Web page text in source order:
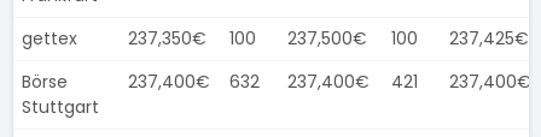
gettex 237,350€ 100 237,500€ 100
237,425€
Börse
Stuttgart
237,400€ 632 237,400€ 421 237,400€